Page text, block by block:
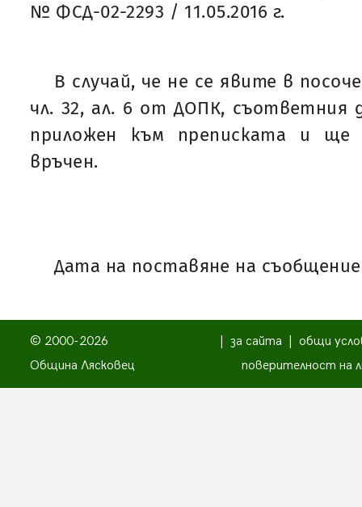
№ ФСД-02-2293 / 11.05.2016 г.
В случай, че не се явите в
чл. 32, ал. 6 от ДОПК,
приложен към преписката и ще
връчен.
Дата на поставяне на
© 2000-2026
Община Лясковец
за сайта
общи
поверителност на